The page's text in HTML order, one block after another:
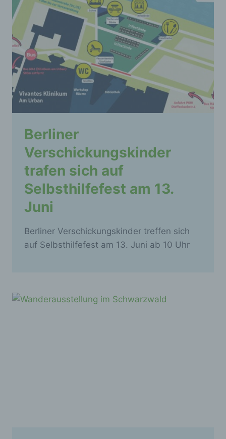
Berliner
Verschickungskinder
trafen sich auf
Selbsthilfefest am 13.
Juni
Berliner Verschickungskinder treffen sich
auf Selbsthilfefest am 13. Juni ab 10 Uhr